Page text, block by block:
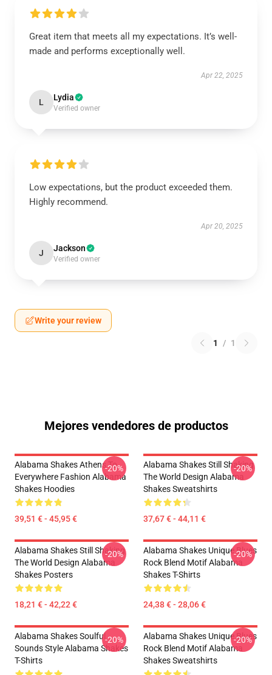
Great item that meets all my expectations. It’s well-
made and performs exceptionally well.
Apr 22, 2025
L Lydia
Verified owner
Low expectations, but the product exceeded them.
Highly recommend.
Apr 20, 2025
J Jackson
Verified owner
Write your review
1 / 1
Mejores vendedores de productos
Alabama Shakes Athens To
Everywhere Fashion Alabama
Shakes Hoodies
39,51 € - 45,95 €
-20%
Alabama Shakes Still Shaking
The World Design Alabama
Shakes Sweatshirts
37,67 € - 44,11 €
-20%
Alabama Shakes Still Shaking
The World Design Alabama
Shakes Posters
18,21 € - 42,22 €
-20%
Alabama Shakes Unique Blues
Rock Blend Motif Alabama
Shakes T-Shirts
24,38 € - 28,06 €
-20%
Alabama Shakes Soulful
Sounds Style Alabama Shakes
T-Shirts
-20%
Alabama Shakes Unique Blues
Rock Blend Motif Alabama
Shakes Sweatshirts
-20%